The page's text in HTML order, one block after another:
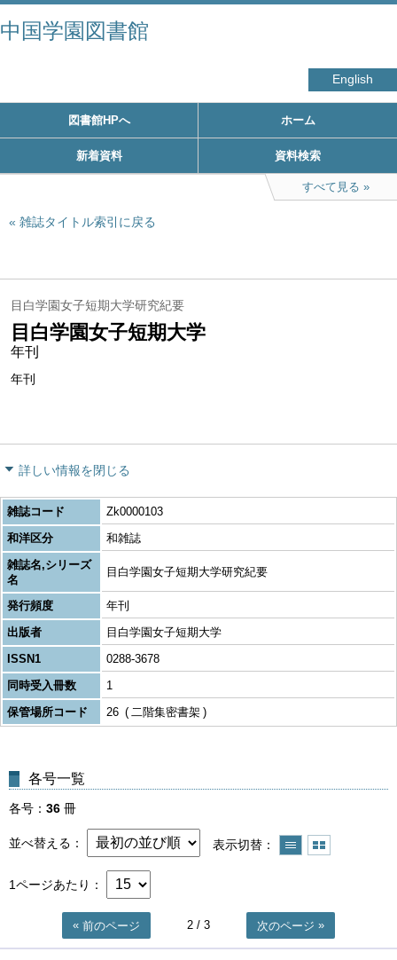
中国学園図書館
English
図書館HPへ ホーム
新着資料 資料検索
すべて見る
雑誌タイトル索引に戻る
目白学園女子短期大学研究紀要
目白学園女子短期大学
年刊
年刊
詳しい情報を閉じる
雑誌コード
Zk0000103
和洋区分
和雑誌
雑誌名,シリーズ
名
目白学園女子短期大学研究紀要
発行頻度
年刊
出版者
目白学園女子短期大学
ISSN1
0288-3678
同時受入冊数
1
保管場所コード
26 二階集密書架
各号一覧
各号 36 冊
並べ替える 表示切替
1ページあたり
前のページ 2 / 3 次のページ